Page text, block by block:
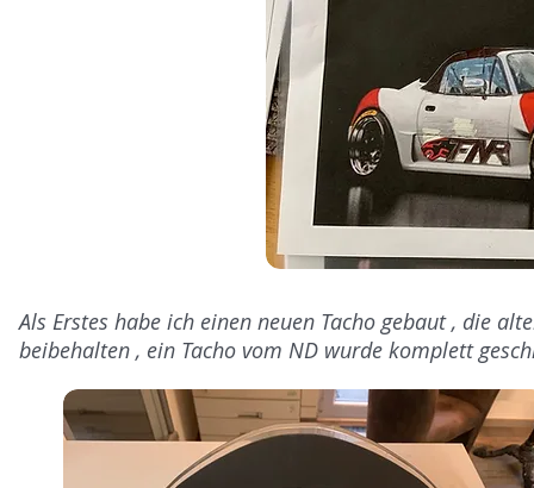
Als Erstes habe ich einen neuen Tacho gebaut , die
beibehalten , ein Tacho vom ND wurde komplett